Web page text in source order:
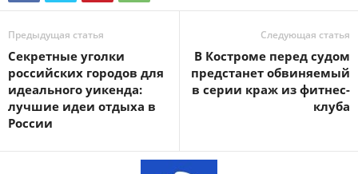
Предыдущая статья
Секретные уголки
российских городов для
идеального уикенда:
лучшие идеи отдыха в
России
Следующая статья
В Костроме перед судом
предстанет обвиняемый
в серии краж из фитнес-
клуба